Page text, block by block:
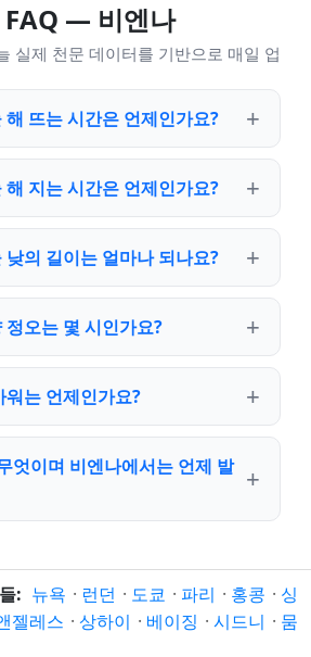
FAQ — 비엔나
실제 천문 데이터를 기반으로 매일 업
뜨는 시간은 언제인가요?
지는 시간은 언제인가요?
의 길이는 얼마나 되나요?
오는 몇 시인가요?
는 언제인가요?
엇이며 비엔나에서는 언제 발
: 뉴욕 · 런던 · 도쿄 · 파리 · 홍콩 · 싱
젤레스 · 상하이 · 베이징 · 시드니 · 뭄